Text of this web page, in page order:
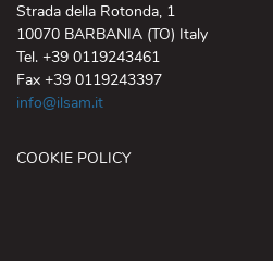
Strada della Rotonda, 1
10070 BARBANIA (TO) Italy
Tel. +39 0119243461
Fax +39 0119243397
info@ilsam.it
COOKIE POLICY